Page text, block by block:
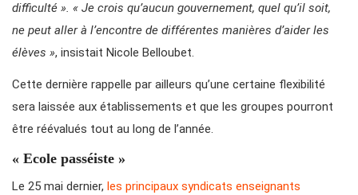
difficulté ». « Je crois qu’aucun gouvernement, quel qu’il soit,
ne peut aller à l’encontre de différentes manières d’aider les
élèves », insistait Nicole Belloubet.
Cette dernière rappelle par ailleurs qu’une certaine flexibilité
sera laissée aux établissements et que les groupes pourront
être réévalués tout au long de l’année.
« Ecole passéiste »
Le 25 mai dernier, les principaux syndicats enseignants